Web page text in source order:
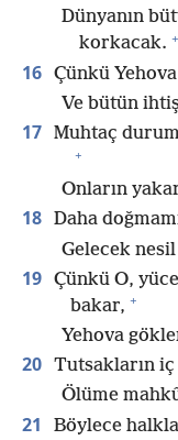
Dünyanın
korkacak. +
16 Çünkü
Ve bütün
17 Muhtaç
+
Onların
18 Daha
Gelecek
19 Çünkü O,
bakar, +
Yehova
20 Tutsakların
Ölüme
21
Böylece